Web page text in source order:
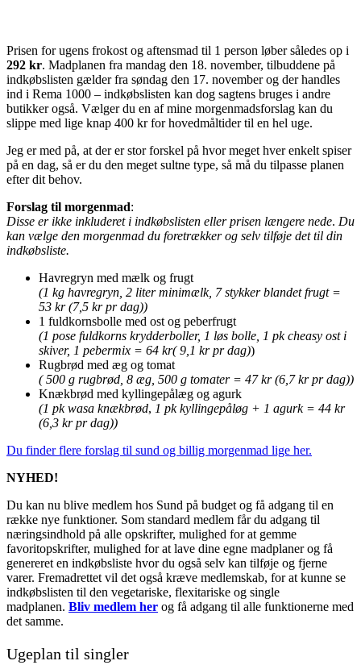
Prisen for ugens frokost og aftensmad til 1 person løber således op i
292 kr. Madplanen fra mandag den 18. november, tilbuddene på
indkøbslisten gælder fra søndag den 17. november og der handles
ind i Rema 1000 – indkøbslisten kan dog sagtens bruges i andre
butikker også. Vælger du en af mine morgenmadsforslag kan du
slippe med lige knap 400 kr for hovedmåltider til en hel uge.
Jeg er med på, at der er stor forskel på hvor meget hver enkelt spiser
på en dag, så er du den meget sultne type, så må du tilpasse planen
efter dit behov.
Forslag til morgenmad:
Disse er ikke inkluderet i indkøbslisten eller prisen længere nede. Du
kan vælge den morgenmad du foretrækker og selv tilføje det til din
indkøbsliste.
Havregryn med mælk og frugt
(1 kg havregryn, 2 liter minimælk, 7 stykker blandet frugt =
53 kr (7,5 kr pr dag))
1 fuldkornsbolle med ost og peberfrugt
(1 pose fuldkorns krydderboller, 1 løs bolle, 1 pk cheasy ost i
skiver, 1 pebermix = 64 kr( 9,1 kr pr dag))
Rugbrød med æg og tomat
( 500 g rugbrød, 8 æg, 500 g tomater = 47 kr (6,7 kr pr dag))
Knækbrød med kyllingepålæg og agurk
(1 pk wasa knækbrød, 1 pk kyllingepåløg + 1 agurk = 44 kr
(6,3 kr pr dag))
Du finder flere forslag til sund og billig morgenmad lige her.
NYHED!
Du kan nu blive medlem hos Sund på budget og få adgang til en
række nye funktioner. Som standard medlem får du adgang til
næringsindhold på alle opskrifter, mulighed for at gemme
favoritopskrifter, mulighed for at lave dine egne madplaner og få
genereret en indkøbsliste hvor du også selv kan tilføje og fjerne
varer. Fremadrettet vil det også kræve medlemskab, for at kunne se
indkøbslisten til den vegetariske, flexitariske og single
madplanen. Bliv medlem her og få adgang til alle funktionerne med
det samme.
Ugeplan til singler